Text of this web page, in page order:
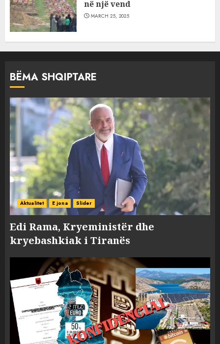
në një vend
MARCH 25, 2025
BËMA SHQIPTARE
Aktualitet E jona Slider
Edi Rama, Kryeministër dhe
kryebashkiak i Tiranës